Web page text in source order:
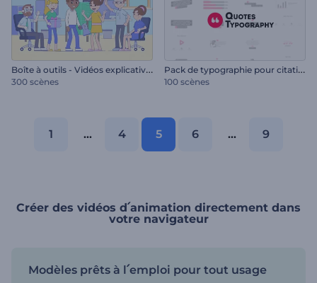
B
oîte à outils - Vidéos explicatives au style de ligne
300 scènes
P
ack de typographie pour citations
100 scènes
1 ... 4 5 6 ... 9
Créer des vidéos d՛animation directement dans
votre navigateur
Modèles prêts à l՛emploi pour tout usage